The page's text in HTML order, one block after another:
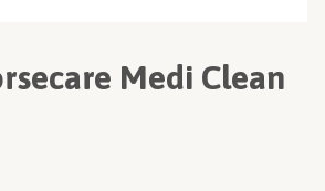
Medi Clean